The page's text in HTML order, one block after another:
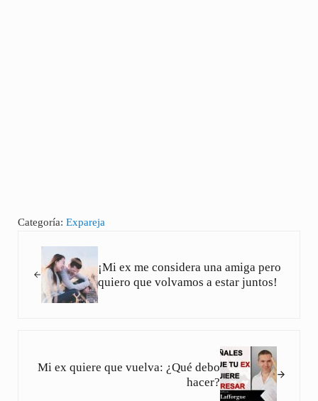
Categoría: Expareja
¡Mi ex me considera una amiga pero
quiero que volvamos a estar juntos!
Mi ex quiere que vuelva: ¿Qué debo
hacer?